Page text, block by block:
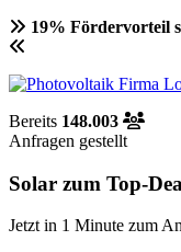
19% Fördervorteil
Bereits 148.003
Anfragen gestellt
Solar zum Top-
Jetzt in 1 Minute zum